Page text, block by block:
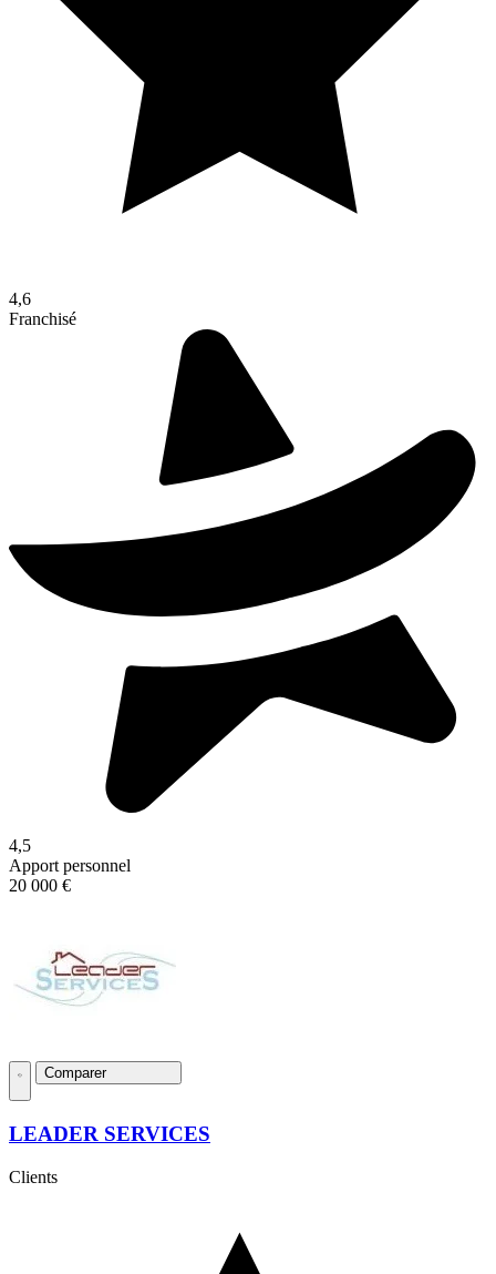
4,6
Franchisé
4,5
Apport personnel
20 000 €
Comparer
LEADER SERVICES
Clients